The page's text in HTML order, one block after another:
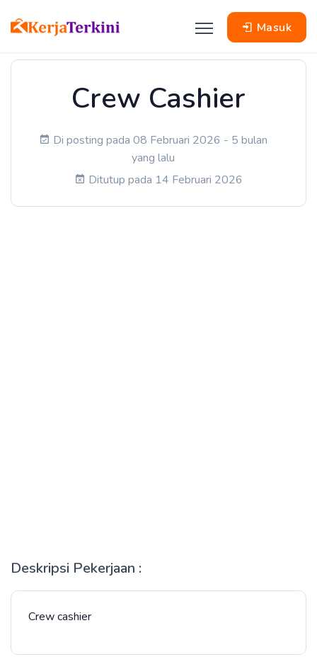
Masuk
Crew Cashier
Di posting pada 08 Februari 2026 - 5 bulan
yang lalu
Ditutup pada 14 Februari 2026
Deskripsi Pekerjaan :
Crew cashier